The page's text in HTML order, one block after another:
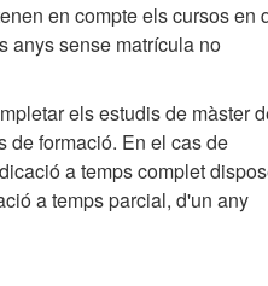
en compte els cursos en
anys sense matrícula no
els estudis de màster
de formació. En el cas de
a temps complet
a temps parcial, d'un any